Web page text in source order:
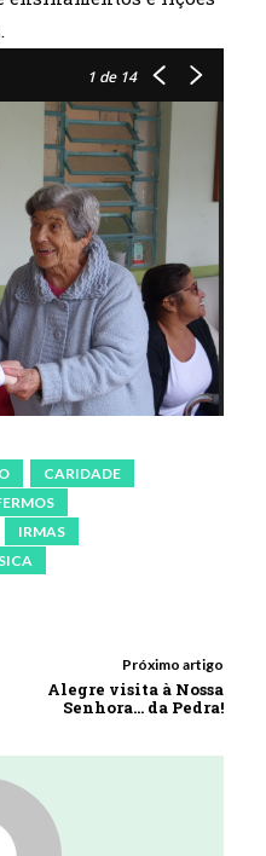
1 de 14
CARIDADE
IRMAS
Próximo artigo
Alegre visita à Nossa
Senhora… da Pedra!